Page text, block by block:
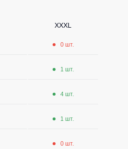
XXXL
0 шт.
1 шт.
4 шт.
1 шт.
0 шт.